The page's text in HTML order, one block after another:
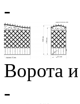
-
Ворота
-